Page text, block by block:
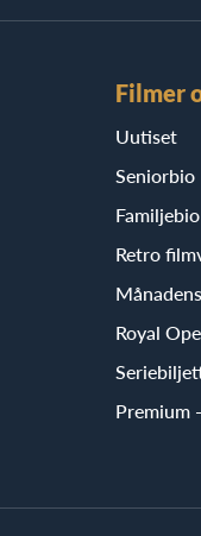
Filmer
Uutiset
Seniorbio
Familjebio
Retro
Royal
Premium